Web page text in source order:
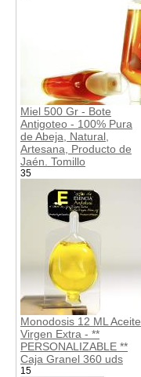
Miel 500 Gr - Bote
Antigoteo - 100% Pura
de Abeja, Natural,
Artesana, Producto de
Jaén. Tomillo
35
Monodosis 12 ML Aceite
Virgen Extra - **
PERSONALIZABLE **
Caja Granel 360 uds
15